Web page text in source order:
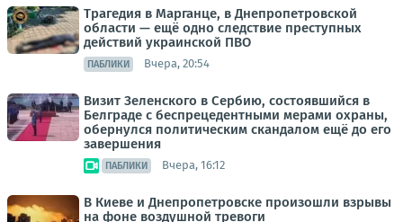
Трагедия в Марганце, в Днепропетровской
области — ещё одно следствие преступных
действий украинской ПВО
ПАБЛИКИ Вчера, 20:54
Визит Зеленского в Сербию, состоявшийся в
Белграде с беспрецедентными мерами охраны,
обернулся политическим скандалом ещё до его
завершения
ПАБЛИКИ Вчера, 16:12
В Киеве и Днепропетровске произошли взрывы
на фоне воздушной тревоги